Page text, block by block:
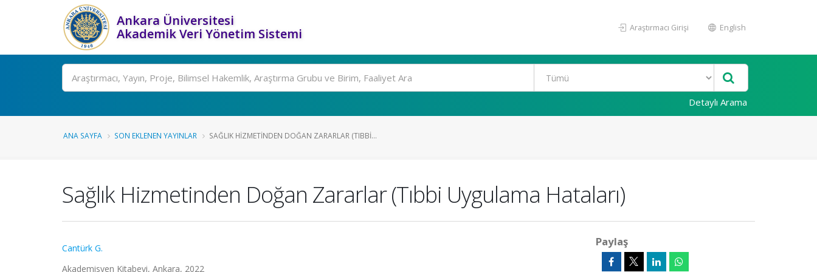
Ankara Üniversitesi
Akademik Veri Yönetim Sistemi
Araştırmacı Girişi English
Ara
Detaylı Arama
ANA SAYFA SON EKLENEN YAYINLAR SAĞLIK HIZMETINDEN DOĞAN ZARARLAR (TIBBI...
Sağlık Hizmetinden Doğan Zararlar (Tıbbi Uygulama Hataları)
Cantürk G.
Akademisyen Kitabevi, Ankara, 2022
Paylaş